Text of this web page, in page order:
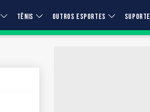
TÊNIS OUTROS ESPORTES SUPORTE